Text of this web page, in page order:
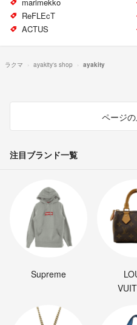
ReFLEcT
ACTUS
ラクマ ayakity's shop ayakity
ページ
注目ブランド一覧
Supreme